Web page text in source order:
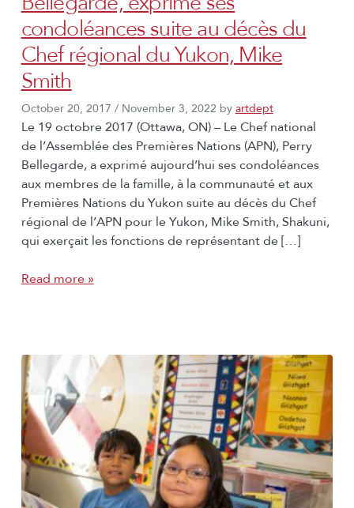
condoléances suite au décès du
Chef régional du Yukon, Mike
Smith
October 20, 2017 / November 3, 2022 by artdept
Le 19 octobre 2017 (Ottawa, ON) – Le Chef national
de l’Assemblée des Premières Nations (APN), Perry
Bellegarde, a exprimé aujourd’hui ses condoléances
aux membres de la famille, à la communauté et aux
Premières Nations du Yukon suite au décès du Chef
régional de l’APN pour le Yukon, Mike Smith, Shakuni,
qui exerçait les fonctions de représentant de […]
Read more »